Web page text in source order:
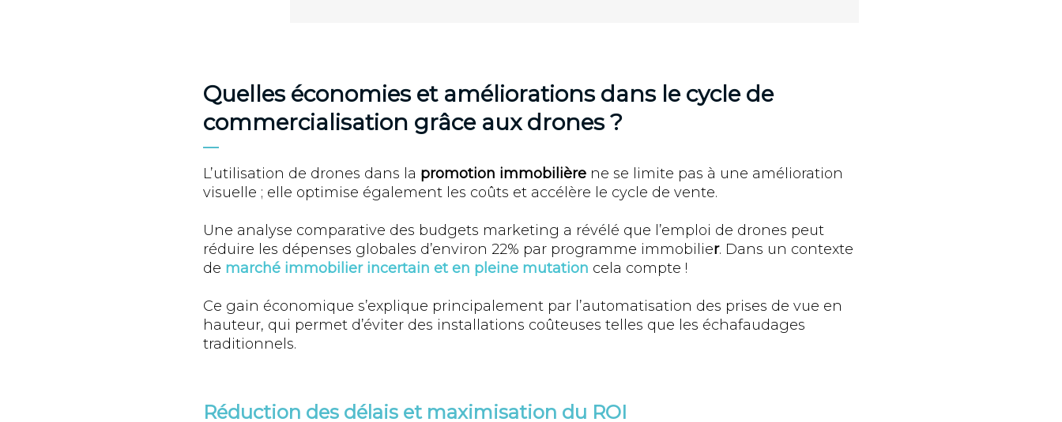
Quelles économies et améliorations dans le cycle de
commercialisation grâce aux drones ?
L’utilisation de drones dans la promotion immobilière ne se limite pas à une amélioration
visuelle ; elle optimise également les coûts et accélère le cycle de vente.
Une analyse comparative des budgets marketing a révélé que l’emploi de drones peut
réduire les dépenses globales d’environ 22% par programme immobilier. Dans un contexte
de marché immobilier incertain et en pleine mutation cela compte !
Ce gain économique s’explique principalement par l’automatisation des prises de vue en
hauteur, qui permet d’éviter des installations coûteuses telles que les échafaudages
traditionnels.
Réduction des délais et maximisation du ROI